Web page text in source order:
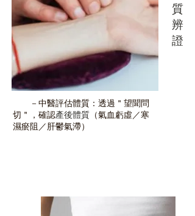
質
辨
證
－中醫評估體質：透過＂望聞問
切＂，確認產後體質 （氣血虧虛／寒
濕瘀阻／肝鬱氣滯）